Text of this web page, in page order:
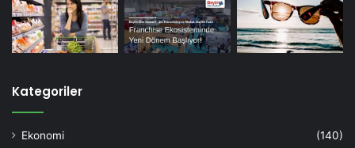
Kategoriler
Ekonomi
(140)